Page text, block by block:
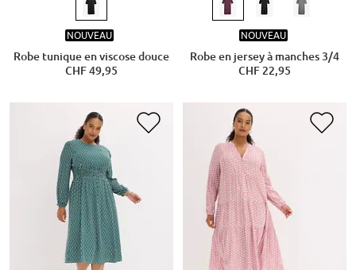
NOUVEAU
Robe tunique en viscose douce
CHF 49,95
NOUVEAU
Robe en jersey à manches 3/4
CHF 22,95